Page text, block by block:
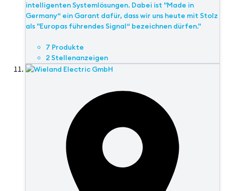
intelligenten Systemlösungen. Dabei ist "Made in
Germany“ ein Garant dafür, dass wir uns heute mit Stolz
als "Europas führendes Signal“ bezeichnen dürfen."
7 Produkte
2 Stellenanzeigen